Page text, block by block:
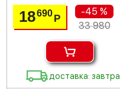
18690Р
-45 %
33 980
доставка: завтра